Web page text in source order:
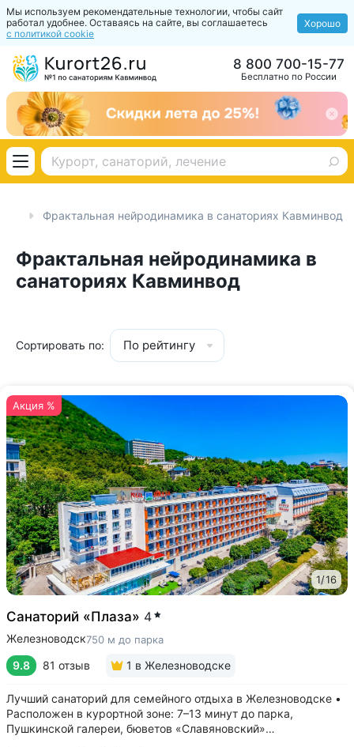
Мы используем рекомендательные технологии, чтобы сайт
работал удобнее. Оставаясь на сайте, вы соглашаетесь
с политикой cookie
Хорошо
Бесплатно по России
8 800 700-15-77
Фрактальная нейродинамика в санаториях Кавминвод
Фрактальная нейродинамика в
санаториях Кавминвод
Сортировать по: По рейтингу
Акция %
1/16
Санаторий «Плаза» 4
Железноводск750 м до парка
9.8 81 отзыв 1 в Железноводске
Лучший санаторий для семейного отдыха в Железноводске •
Расположен в курортной зоне: 7–13 минут до парка,
Пушкинской галереи, бюветов «Славяновский»